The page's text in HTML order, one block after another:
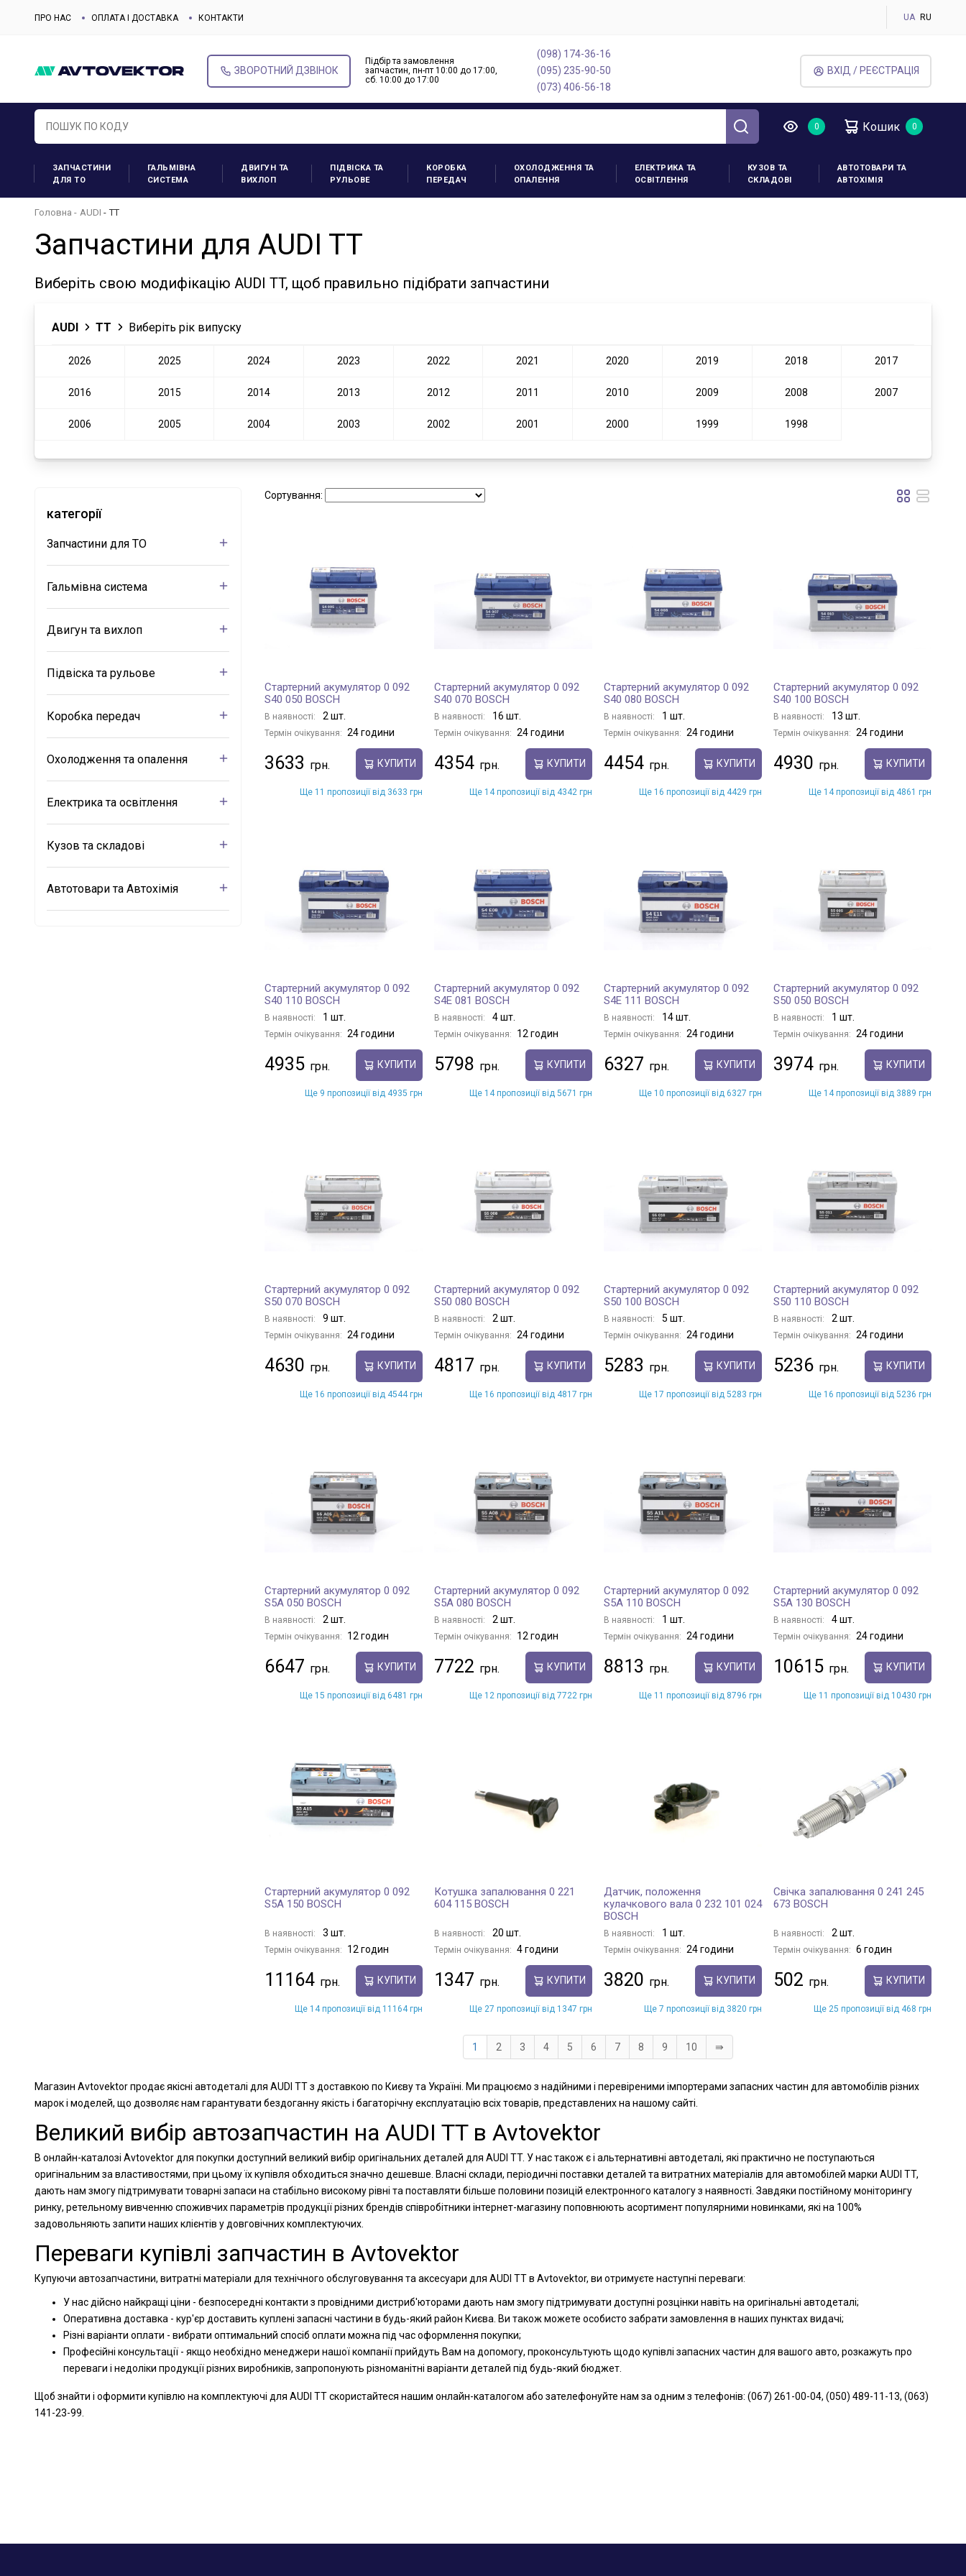
ПРО НАС ОПЛАТА І ДОСТАВКА КОНТАКТИ UA RU
ЗВОРОТНИЙ ДЗВІНОК
Підбір та замовлення
запчастин, пн-пт 10:00 до 17:00,
cб. 10:00 до 17:00
(098) 174-36-16
(095) 235-90-50
(073) 406-56-18
ВХІД / РЕЄСТРАЦІЯ
Кошик
ЗАПЧАСТИНИ
ДЛЯ ТО
ГАЛЬМІВНА
СИСТЕМА
ДВИГУН ТА
ВИХЛОП
ПІДВІСКА ТА
РУЛЬОВЕ
КОРОБКА
ПЕРЕДАЧ
ОХОЛОДЖЕННЯ ТА
ОПАЛЕННЯ
ЕЛЕКТРИКА ТА
ОСВІТЛЕННЯ
КУЗОВ ТА
СКЛАДОВІ
АВТОТОВАРИ ТА
АВТОХІМІЯ
Головна AUDI TT
Запчастини для AUDI TT
Виберіть свою модифікацію AUDI TT, щоб правильно підібрати запчастини
AUDI TT Виберіть рік випуску
2026 2025 2024 2023 2022 2021 2020 2019 2018 2017
2016 2015 2014 2013 2012 2011 2010 2009 2008 2007
2006 2005 2004 2003 2002 2001 2000 1999 1998
категорії
Запчастини для ТО
Гальмівна система
Двигун та вихлоп
Підвіска та рульове
Коробка передач
Охолодження та опалення
Електрика та освітлення
Кузов та складові
Автотовари та Автохімія
Сортування:
Стартерний акумулятор 0 092
S40 050 BOSCH
В наявності: 2 шт.
Термін очікування: 24 години
3633 КУПИТИ
Ще 11 пропозиції від 3633 грн
Стартерний акумулятор 0 092
S40 070 BOSCH
В наявності: 16 шт.
Термін очікування: 24 години
4354 КУПИТИ
Ще 14 пропозиції від 4342 грн
Стартерний акумулятор 0 092
S40 080 BOSCH
В наявності: 1 шт.
Термін очікування: 24 години
4454 КУПИТИ
Ще 16 пропозиції від 4429 грн
Стартерний акумулятор 0 092
S40 100 BOSCH
В наявності: 13 шт.
Термін очікування: 24 години
4930 КУПИТИ
Ще 14 пропозиції від 4861 грн
Стартерний акумулятор 0 092
S40 110 BOSCH
В наявності: 1 шт.
Термін очікування: 24 години
4935 КУПИТИ
Ще 9 пропозиції від 4935 грн
Стартерний акумулятор 0 092
S4E 081 BOSCH
В наявності: 4 шт.
Термін очікування: 12 годин
5798 КУПИТИ
Ще 14 пропозиції від 5671 грн
Стартерний акумулятор 0 092
S4E 111 BOSCH
В наявності: 14 шт.
Термін очікування: 24 години
6327 КУПИТИ
Ще 10 пропозиції від 6327 грн
Стартерний акумулятор 0 092
S50 050 BOSCH
В наявності: 1 шт.
Термін очікування: 24 години
3974 КУПИТИ
Ще 14 пропозиції від 3889 грн
Стартерний акумулятор 0 092
S50 070 BOSCH
В наявності: 9 шт.
Термін очікування: 24 години
4630 КУПИТИ
Ще 16 пропозиції від 4544 грн
Стартерний акумулятор 0 092
S50 080 BOSCH
В наявності: 2 шт.
Термін очікування: 24 години
4817 КУПИТИ
Ще 16 пропозиції від 4817 грн
Стартерний акумулятор 0 092
S50 100 BOSCH
В наявності: 5 шт.
Термін очікування: 24 години
5283 КУПИТИ
Ще 17 пропозиції від 5283 грн
Стартерний акумулятор 0 092
S50 110 BOSCH
В наявності: 2 шт.
Термін очікування: 24 години
5236 КУПИТИ
Ще 16 пропозиції від 5236 грн
Стартерний акумулятор 0 092
S5A 050 BOSCH
В наявності: 2 шт.
Термін очікування: 12 годин
6647 КУПИТИ
Ще 15 пропозиції від 6481 грн
Стартерний акумулятор 0 092
S5A 080 BOSCH
В наявності: 2 шт.
Термін очікування: 12 годин
7722 КУПИТИ
Ще 12 пропозиції від 7722 грн
Стартерний акумулятор 0 092
S5A 110 BOSCH
В наявності: 1 шт.
Термін очікування: 24 години
8813 КУПИТИ
Ще 11 пропозиції від 8796 грн
Стартерний акумулятор 0 092
S5A 130 BOSCH
В наявності: 4 шт.
Термін очікування: 24 години
10615 КУПИТИ
Ще 11 пропозиції від 10430 грн
Стартерний акумулятор 0 092
S5A 150 BOSCH
В наявності: 3 шт.
Термін очікування: 12 годин
11164 КУПИТИ
Ще 14 пропозиції від 11164 грн
Котушка запалювання 0 221
604 115 BOSCH
В наявності: 20 шт.
Термін очікування: 4 години
1347 КУПИТИ
Ще 27 пропозиції від 1347 грн
Датчик, положення
кулачкового вала 0 232 101 024
BOSCH
В наявності: 1 шт.
Термін очікування: 24 години
3820 КУПИТИ
Ще 7 пропозиції від 3820 грн
Свічка запалювання 0 241 245
673 BOSCH
В наявності: 2 шт.
Термін очікування: 6 годин
502 КУПИТИ
Ще 25 пропозиції від 468 грн
1 2 3 4 5 6 7 8 9 10 ⇛
Магазин Avtovektor продає якісні автодеталі для AUDI TT з доставкою по Києву та Україні. Ми працюємо з надійними і перевіреними імпортерами запасних частин для автомобілів різних
марок і моделей, що дозволяє нам гарантувати бездоганну якість і багаторічну експлуатацію всіх товарів, представлених на нашому сайті.
Великий вибір автозапчастин на AUDI TT в Avtovektor
В онлайн-каталозі Avtovektor для покупки доступний великий вибір оригінальних деталей для AUDI TT. У нас також є і альтернативні автодеталі, які практично не поступаються
оригінальним за властивостями, при цьому їх купівля обходиться значно дешевше. Власні склади, періодичні поставки деталей та витратних матеріалів для автомобілей марки AUDI TT,
дають нам змогу підтримувати товарні запаси на стабільно високому рівні та поставляти більше половини позицій електронного каталогу з наявності. Завдяки постійному моніторингу
ринку, ретельному вивченню споживчих параметрів продукції різних брендів співробітники інтернет-магазину поповнюють асортимент популярними новинками, які на 100%
задовольняють запити наших клієнтів у довговічних комплектуючих.
Переваги купівлі запчастин в Avtovektor
Купуючи автозапчастини, витратні матеріали для технічного обслуговування та аксесуари для AUDI TT в Avtovektor, ви отримуєте наступні переваги:
У нас дійсно найкращі ціни - безпосередні контакти з провідними дистриб'юторами дають нам змогу підтримувати доступні розцінки навіть на оригінальні автодеталі;
Оперативна доставка - кур'єр доставить куплені запасні частини в будь-який район Києва. Ви також можете особисто забрати замовлення в наших пунктах видачі;
Різні варіанти оплати - вибрати оптимальний спосіб оплати можна під час оформлення покупки;
Професійні консультації - якщо необхідно менеджери нашої компанії прийдуть Вам на допомогу, проконсультують щодо купівлі запасних частин для вашого авто, розкажуть про
переваги і недоліки продукції різних виробників, запропонують різноманітні варіанти деталей під будь-який бюджет.
Щоб знайти і оформити купівлю на комплектуючі для AUDI TT скористайтеся нашим онлайн-каталогом або зателефонуйте нам за одним з телефонів: (067) 261-00-04, (050) 489-11-13, (063)
141-23-99.